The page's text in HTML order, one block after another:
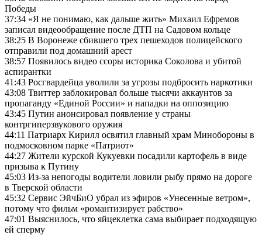
Победы
37:34 «Я не понимаю, как дальше жить» Михаил Ефремов
записал видеообращение после ДТП на Садовом кольце
38:25 В Воронеже сбившего трех пешеходов полицейского
отправили под домашний арест
38:57 Появилось видео ссоры историка Соколова и убитой
аспирантки
41:43 Росгвардейца уволили за угрозы подбросить наркотики
43:08 Твиттер заблокировал больше тысячи аккаунтов за
пропаганду «Единой России» и нападки на оппозицию
43:45 Путин анонсировал появление у страны
контргиперзвукового оружия
44:11 Патриарх Кирилл освятил главный храм Минобороны в
подмосковном парке «Патриот»
44:27 Жители курской Кукуевки посадили картофель в виде
призыва к Путину
45:03 Из-за непогоды водители ловили рыбу прямо на дороге
в Тверской области
45:32 Сервис ЭйчБиО убрал из эфиров «Унесенные ветром»,
потому что фильм «романтизирует рабство»
47:01 Выяснилось, что яйцеклетка сама выбирает подходящую
ей сперму